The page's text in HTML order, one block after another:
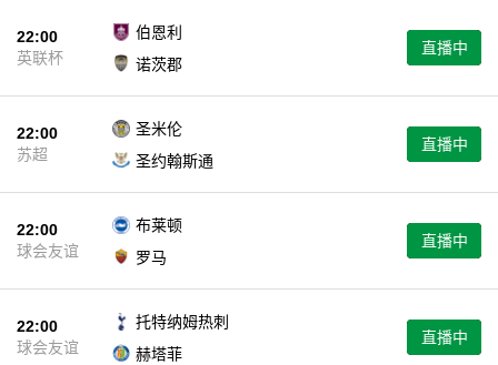
22:00
英联杯
伯恩利
诺茨郡
直播中
22:00
苏超
圣米伦
圣约翰斯通
直播中
22:00
球会友谊
布莱顿
罗马
直播中
22:00
球会友谊
托特纳姆热刺
赫塔菲
直播中